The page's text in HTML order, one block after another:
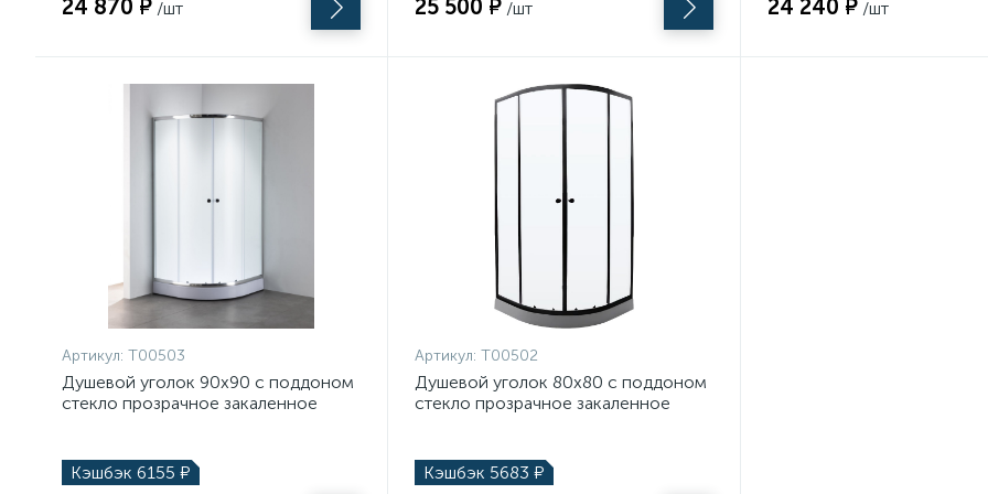
24 870 ₽ /шт 25 500 ₽ /шт 24 240 ₽ /шт
Артикул: T00503
Душевой уголок 90х90 с поддоном
стекло прозрачное закаленное
Кэшбэк 6155 ₽
Артикул: T00502
Душевой уголок 80х80 с поддоном
стекло прозрачное закаленное
Кэшбэк 5683 ₽